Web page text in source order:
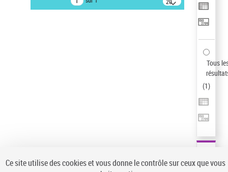
Type de notice d'autorité
résultats/page
Tous
(1)
Ce site utilise des cookies et vous donne le contrôle sur ceux que vous